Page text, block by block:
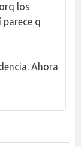
los
q
Ahora